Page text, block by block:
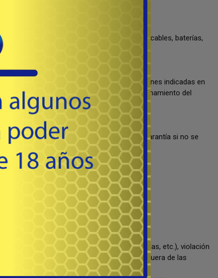
y todo el pack del mismo (accesorios, cables, baterías,
el producto a entregar esté en las condiciones indicadas en
empresa deberá verificar el correcto funcionamiento del
se reserva el derecho de aceptar la garantía si no se
mismo.
quemaduras, partes faltantes, manchas, etc.), violación
químicos, etc.) o un uso no indicado o fuera de las